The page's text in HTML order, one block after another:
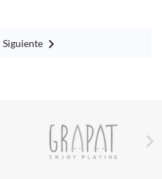
Siguiente
